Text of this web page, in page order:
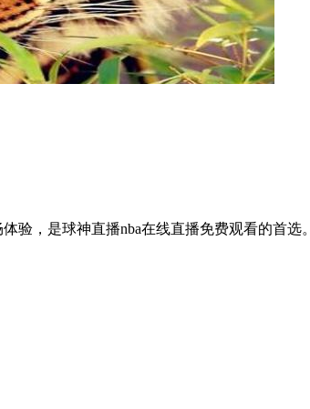
验，是球神直播nba在线直播免费观看的首选。